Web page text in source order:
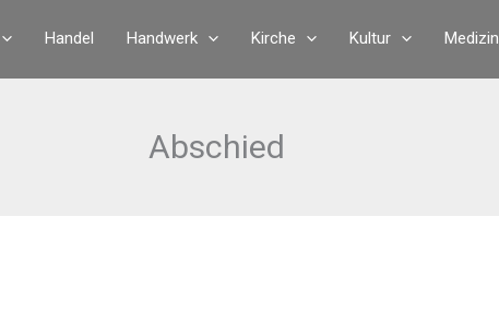
Handel Handwerk Kirche Kultur Medizin
Abschied